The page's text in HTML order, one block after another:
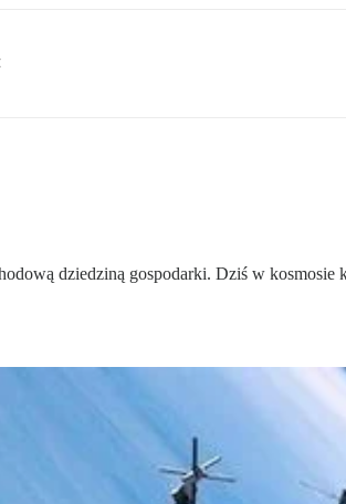
dziedziną gospodarki. Dziś w kosmosie